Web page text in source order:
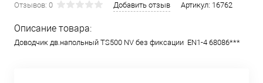
Отзывов: 0 Добавить отзыв Артикул: 16762
Описание товара:
Доводчик дв.напольный TS500 NV без фиксации EN1-4 68086***